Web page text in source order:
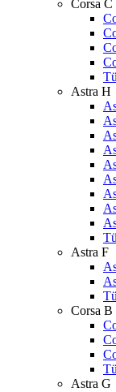
Corsa C
Astra H
Astra F
Corsa B
Astra G